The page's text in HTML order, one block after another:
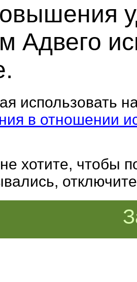
Адвего
использовать
в отношении
хотите, чтобы